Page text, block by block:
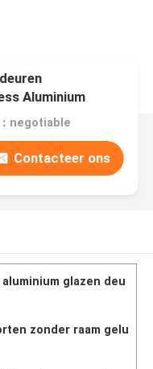
Aluminium
negotiable
Contacteer ons
glazen deu
zonder raam gelu